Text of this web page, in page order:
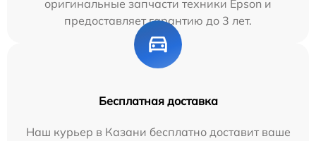
оригинальные запчасти техники Epson и
предоставляет гарантию до 3 лет.
Бесплатная доставка
Наш курьер в Казани бесплатно доставит ваше